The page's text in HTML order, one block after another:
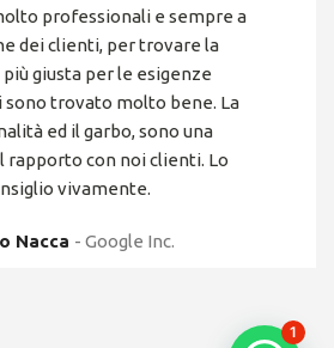
professionali e sempre a
dei clienti, per trovare la
giusta per le esigenze
sono trovato molto bene. La
ed il garbo, sono una
rapporto con noi clienti. Lo
vivamente.
Nacca Google Inc.
1